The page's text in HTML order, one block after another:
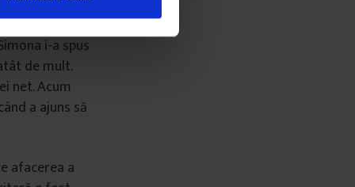
o la un
trei ani mai
i-a spus
de mult.
net. Acum
a ajuns să
afacerea a